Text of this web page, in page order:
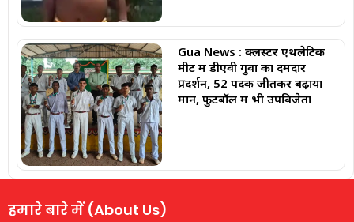
Gua News : क्लस्टर एथलेटिक
मीट में डीएवी गुवा का दमदार
प्रदर्शन, 52 पदक जीतकर बढ़ाया
मान, फुटबॉल में भी उपविजेता
हमारे बारे में (About Us)